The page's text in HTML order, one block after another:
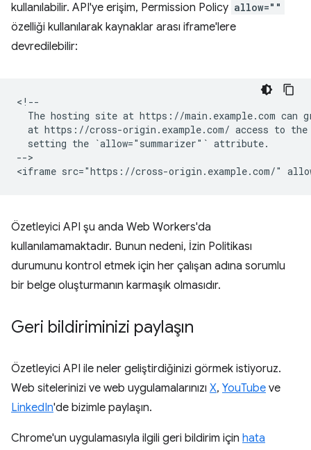
kullanılabilir. API'ye erişim, Permission Policy allow=""
özelliği kullanılarak kaynaklar arası iframe'lere
devredilebilir:
<!--
The hosting site at https://main.example.com can
at https://cross-origin.example.com/ access to
  setting the `allow="summarizer"` attribute.
-->
Özetleyici API şu anda Web Workers'da
kullanılamamaktadır. Bunun nedeni, İzin Politikası
durumunu kontrol etmek için her çalışan adına sorumlu
bir belge oluşturmanın karmaşık olmasıdır.
Geri bildiriminizi paylaşın
Özetleyici API ile neler geliştirdiğinizi görmek istiyoruz.
Web sitelerinizi ve web uygulamalarınızı X, YouTube ve
LinkedIn'de bizimle paylaşın.
Chrome'un uygulamasıyla ilgili geri bildirim için hata